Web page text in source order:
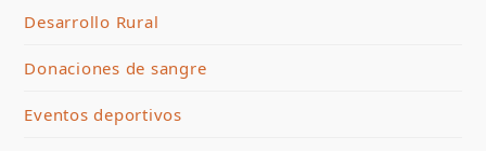
Desarrollo Rural
Donaciones de sangre
Eventos deportivos